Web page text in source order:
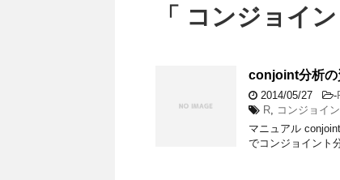
「 コンジョイ
conjoint分析の
2014/05/27 -
R, コンジョイ
マニュアル
でコンジョイント